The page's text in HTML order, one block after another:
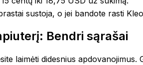
sustoja, o jei bandote rasti
Bendri sąrašai
laimėti didesnius